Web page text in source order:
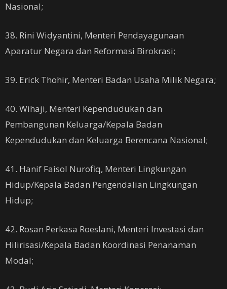
Nasional;
38. Rini Widyantini, Menteri Pendayagunaan
Aparatur Negara dan Reformasi Birokrasi;
39. Erick Thohir, Menteri Badan Usaha Milik Negara;
40. Wihaji, Menteri Kependudukan dan
Pembangunan Keluarga/Kepala Badan
Kependudukan dan Keluarga Berencana Nasional;
41. Hanif Faisol Nurofiq, Menteri Lingkungan
Hidup/Kepala Badan Pengendalian Lingkungan
Hidup;
42. Rosan Perkasa Roeslani, Menteri Investasi dan
Hilirisasi/Kepala Badan Koordinasi Penanaman
Modal;